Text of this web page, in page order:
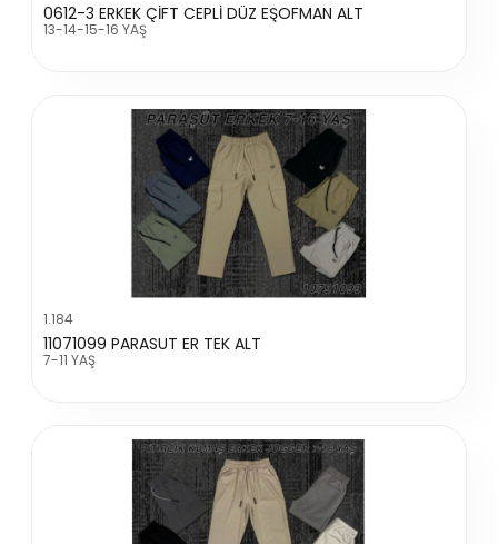
0612-3 ERKEK ÇİFT CEPLİ DÜZ EŞOFMAN ALT
13-14-15-16 YAŞ
1.184
11071099 PARASUT ER TEK ALT
7-11 YAŞ